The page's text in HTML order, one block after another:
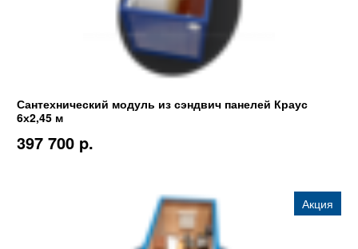
Сантехнический модуль из сэндвич панелей Краус
6х2,45 м
397 700 p.
Акция